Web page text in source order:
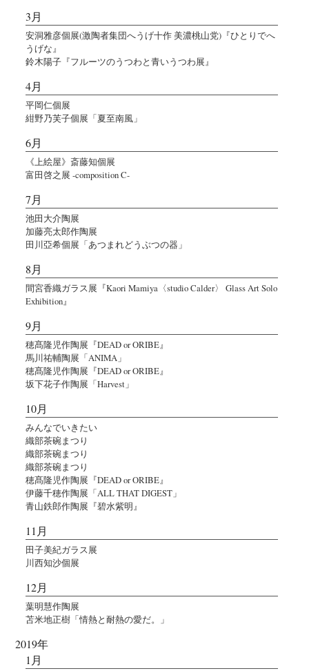
3月
安洞雅彦個展(激陶者集団へうげ十作 美濃桃山党)『ひとりでへ
うげな』
鈴木陽子『フルーツのうつわと青いうつわ展』
4月
平岡仁個展
紺野乃芙子個展「夏至南風」
6月
《上絵屋》斎藤知個展
富田啓之展 -composition C-
7月
池田大介陶展
加藤亮太郎作陶展
田川亞希個展「あつまれどうぶつの器」
8月
間宮香織ガラス展『Kaori Mamiya〈studio Calder〉 Glass Art Solo
Exhibition』
9月
穂髙隆児作陶展『DEAD or ORIBE』
馬川祐輔陶展「ANIMA」
穂髙隆児作陶展『DEAD or ORIBE』
坂下花子作陶展「Harvest」
10月
みんなでいきたい
織部茶碗まつり
織部茶碗まつり
織部茶碗まつり
穂髙隆児作陶展『DEAD or ORIBE』
伊藤千穂作陶展「ALL THAT DIGEST」
青山鉄郎作陶展『碧水紫明』
11月
田子美紀ガラス展
川西知沙個展
12月
葉明慧作陶展
苫米地正樹「情熱と耐熱の愛だ。」
2019年
1月